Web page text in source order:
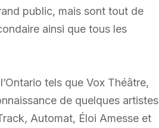
public, mais sont tout de
ainsi que tous les
tels que Vox Théâtre,
de quelques artistes
Automat, Éloi Amesse et